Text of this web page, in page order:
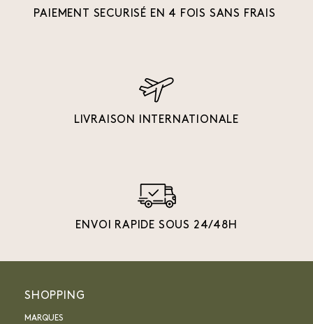
PAIEMENT SECURISÉ EN 4 FOIS SANS FRAIS
LIVRAISON INTERNATIONALE
ENVOI RAPIDE SOUS 24/48H
SHOPPING
MARQUES